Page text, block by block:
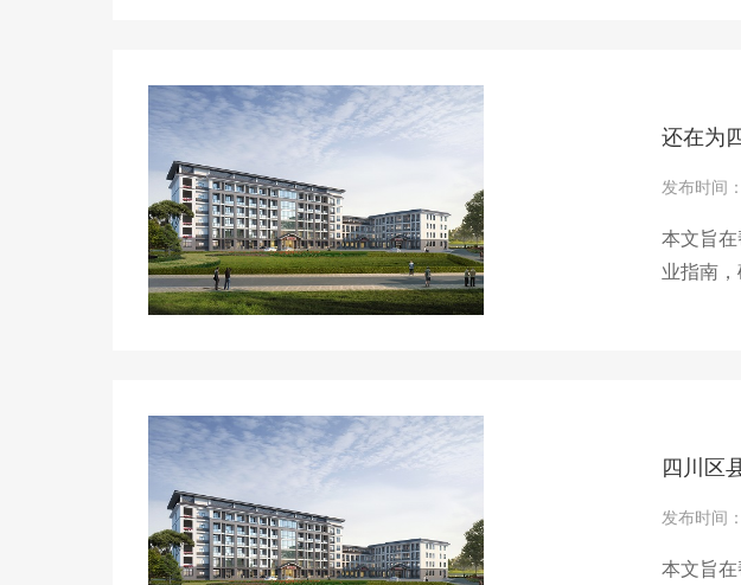
还在为
发布时间
本文旨
业指南，
四川区
发布时间
本文旨